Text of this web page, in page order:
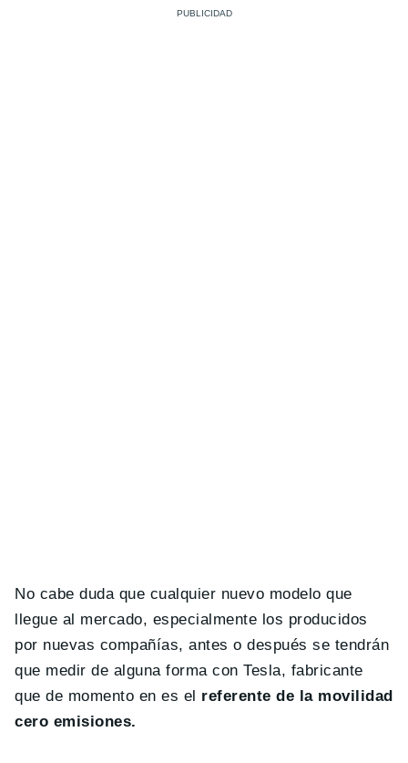
No cabe duda que cualquier nuevo modelo que
llegue al mercado, especialmente los producidos
por nuevas compañías, antes o después se tendrán
que medir de alguna forma con Tesla, fabricante
que de momento en es el referente de la movilidad
cero emisiones.